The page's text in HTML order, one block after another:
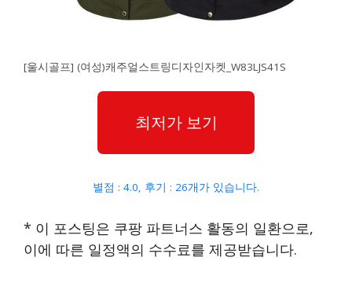
[울시골프] (여성)캐주얼스트링디자인자켓_W83LJS41S
최저가 보기
별점 : 4.0, 후기 : 26개가 있습니다.
* 이 포스팅은 쿠팡 파트너스 활동의 일환으로,
이에 따른 일정액의 수수료를 제공받습니다.